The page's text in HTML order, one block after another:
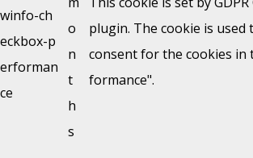
winfo-ch
eckbox-p
erforman
ce
o
n
t
h
s
plugin. The cookie is
consent for the cookies in
formance".